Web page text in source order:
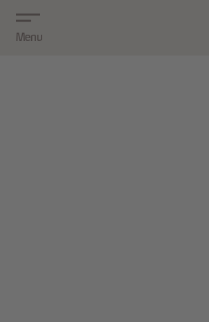
Menu